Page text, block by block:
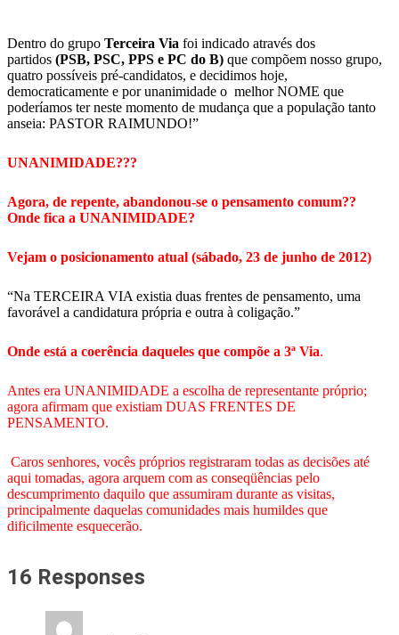
Dentro do grupo Terceira Via foi indicado através dos
partidos (PSB, PSC, PPS e PC do B) que compõem nosso grupo,
quatro possíveis pré-candidatos, e decidimos hoje,
democraticamente e por unanimidade o melhor NOME que
poderíamos ter neste momento de mudança que a população tanto
anseia: PASTOR RAIMUNDO!”
UNANIMIDADE???
Agora, de repente, abandonou-se o pensamento comum??
Onde fica a UNANIMIDADE?
Vejam o posicionamento atual (sábado, 23 de junho de 2012)
“Na TERCEIRA VIA existia duas frentes de pensamento, uma
favorável a candidatura própria e outra à coligação.”
Onde está a coerência daqueles que compõe a 3ª Via.
Antes era UNANIMIDADE a escolha de representante próprio;
agora afirmam que existiam DUAS FRENTES DE
PENSAMENTO.
Caros senhores, vocês próprios registraram todas as decisões até
aqui tomadas, agora arquem com as conseqüências pelo
descumprimento daquilo que assumiram durante as visitas,
principalmente daquelas comunidades mais humildes que
dificilmente esquecerão.
16 Responses